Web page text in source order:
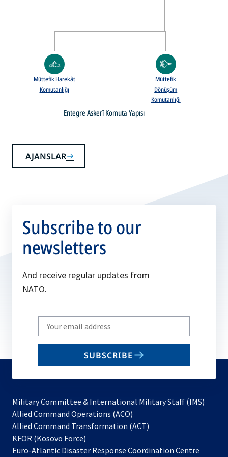
Müttefik Harekât
Komutanlığı
Müttefik
Dönüşüm
Komutanlığı
Entegre Askerî Komuta Yapısı
AJANSLAR
Subscribe to our
newsletters
And receive regular updates from
NATO.
Write
your
email
SUBSCRIBE
Military Committee & International Military Staff (IMS)
Allied Command Operations (ACO)
in
new
Allied Command Transformation (ACT)
a
KFOR (Kosovo Force)
in
Euro-Atlantic Disaster Response Coordination Centre